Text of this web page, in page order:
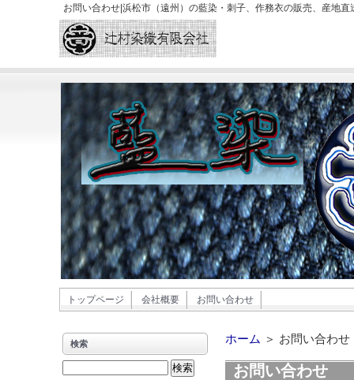
お問い合わせ|浜松市（遠州）の藍染・刺子、作務衣の販売、産地直
トップページ 会社概要 お問い合わせ
ホーム ＞ お問い合わせ
お問い合わせ
検索